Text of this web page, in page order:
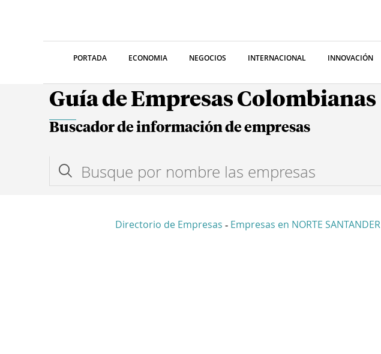
PORTADA ECONOMIA NEGOCIOS INTERNACIONAL INNOVACIÓN
Guía de Empresas Colombianas
Buscador de información de empresas
Directorio de Empresas - Empresas en NORTE SANTANDER